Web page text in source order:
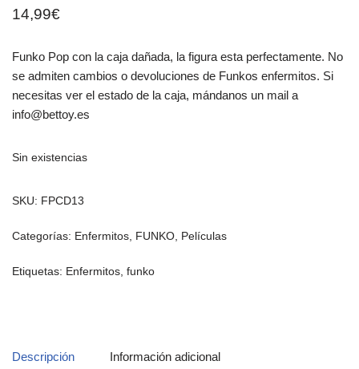
14,99€
Funko Pop con la caja dañada, la figura esta perfectamente. No
se admiten cambios o devoluciones de Funkos enfermitos. Si
necesitas ver el estado de la caja, mándanos un mail a
info@bettoy.es
Sin existencias
SKU: FPCD13
Categorías: Enfermitos FUNKO Películas
Etiquetas: Enfermitos funko
Descripción Información adicional